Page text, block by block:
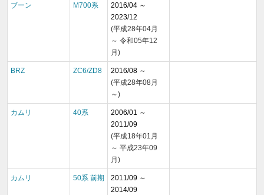
ブーン M700系
2016/04 ～
2023/12
(平成28年04月
～ 令和05年12
月)
BRZ ZC6/ZD8
2016/08 ～
(平成28年08月
～)
カムリ 40系
2006/01 ～
2011/09
(平成18年01月
～ 平成23年09
月)
カムリ 50系 前期
2011/09 ～
2014/09